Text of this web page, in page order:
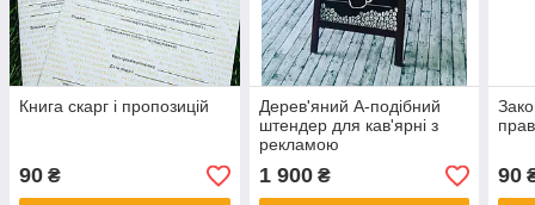
Книга скарг і пропозицій
90 ₴
Дерев'яний А-подібний
штендер для кав'ярні з
рекламою
1 900₴ 90